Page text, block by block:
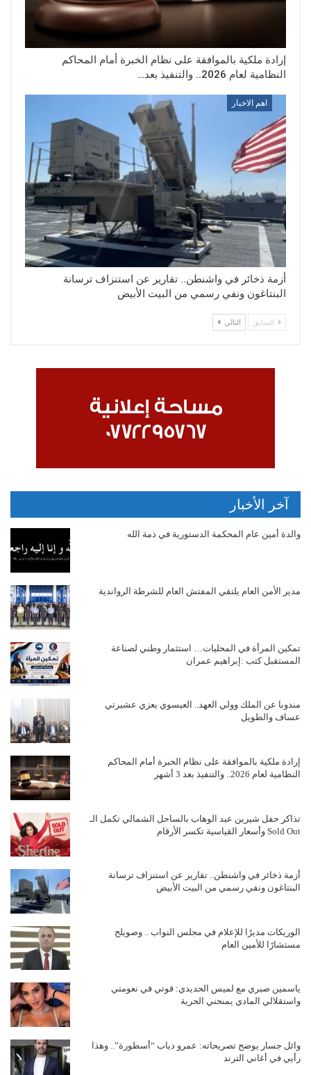
إرادة ملكية بالموافقة على نظام الخبرة أمام المحاكم
النظامية لعام 2026.. والتنفيذ بعد…
اهم الاخبار
أزمة ذخائر في واشنطن.. تقارير عن استنزاف ترسانة
البنتاغون ونفي رسمي من البيت الأبيض
السابق التالي
آخر الأخبار
والدة أمين عام المحكمة الدستورية في ذمة الله
مدير الأمن العام يلتقي المفتش العام للشرطة الرواندية
تمكين المرأة في المحليات… استثمار وطني لصناعة
المستقبل كتب :إبراهيم عمران
مندوبا عن الملك وولي العهد.. العيسوي يعزي عشيرتي
عساف والطويل
إرادة ملكية بالموافقة على نظام الخبرة أمام المحاكم
النظامية لعام 2026.. والتنفيذ بعد 3 أشهر
تذاكر حفل شيرين عبد الوهاب بالساحل الشمالي تكمل الـ
Sold Out وأسعار القياسية تكسر الأرقام
أزمة ذخائر في واشنطن.. تقارير عن استنزاف ترسانة
البنتاغون ونفي رسمي من البيت الأبيض
الوريكات مديرًا للإعلام في مجلس النواب .. وصويلح
مستشارًا للأمين العام
ياسمين صبري مع لميس الحديدي: قوتي في نعومتي
واستقلالي المادي يمنحني الحرية
وائل جسار يوضح تصريحاته: عمرو دياب “أسطورة”.. وهذا
رأيي في أغاني الترند